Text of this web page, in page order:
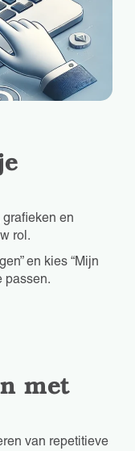
en
rol.
en kies “Mijn
passen.
met
van repetitieve